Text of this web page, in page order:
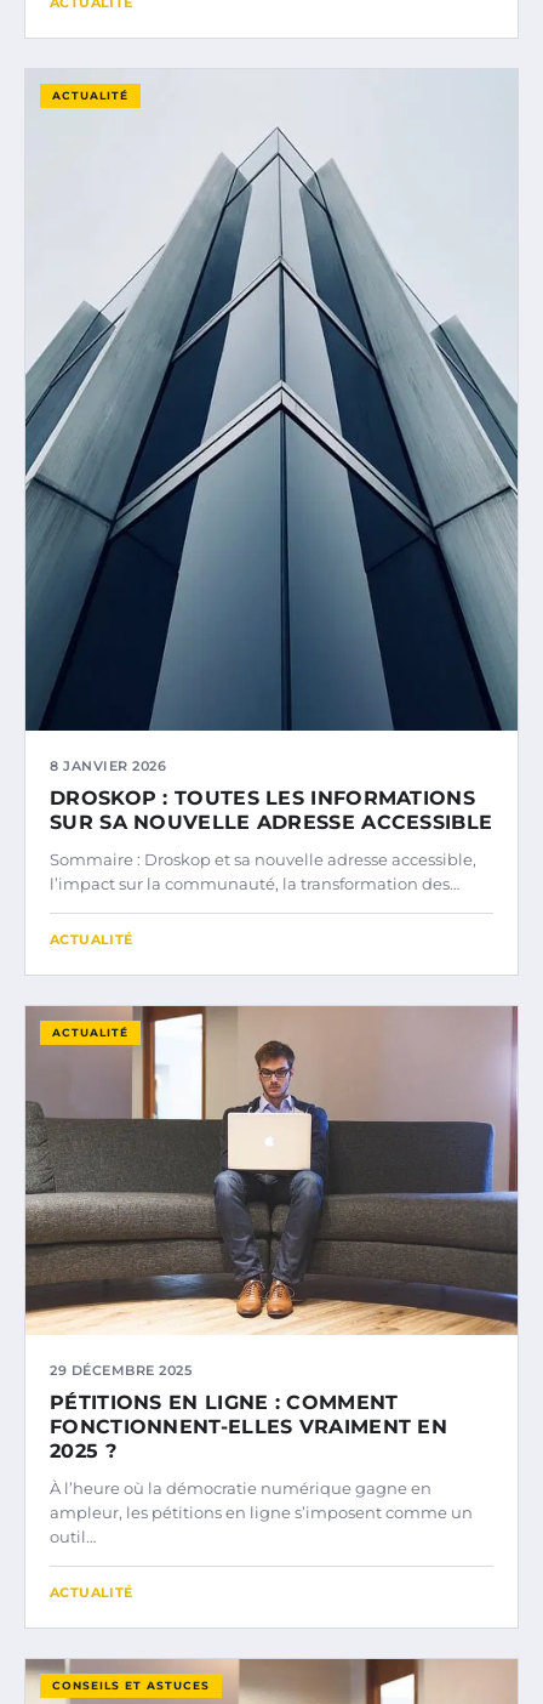
ACTUALITÉ
8 JANVIER 2026
DROSKOP : TOUTES LES INFORMATIONS
SUR SA NOUVELLE ADRESSE ACCESSIBLE
Sommaire : Droskop et sa nouvelle adresse accessible,
l’impact sur la communauté, la transformation des…
ACTUALITÉ
ACTUALITÉ
29 DÉCEMBRE 2025
PÉTITIONS EN LIGNE : COMMENT
FONCTIONNENT-ELLES VRAIMENT EN
2025 ?
À l’heure où la démocratie numérique gagne en
ampleur, les pétitions en ligne s’imposent comme un
outil…
ACTUALITÉ
CONSEILS ET ASTUCES